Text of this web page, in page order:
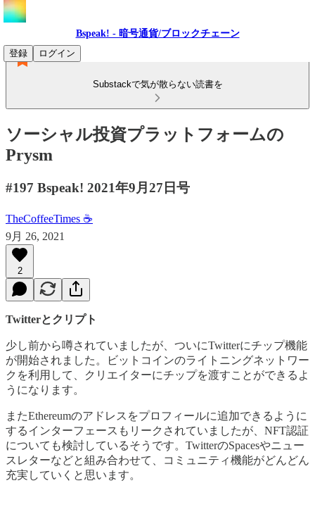
Bspeak! - 暗号通貨/ブロックチェーン
登録
ログイン
Substackで気が散らない読書を
ソーシャル投資プラットフォームの
Prysm
#197 Bspeak! 2021年9月27日号
TheCoffeeTimes ☕
9月 26, 2021
2
Twitterとクリプト
少し前から噂されていましたが、ついにTwitterにチップ機能
が開始されました。ビットコインのライトニングネットワー
クを利用して、クリエイターにチップを渡すことができるよ
うになります。
またEthereumのアドレスをプロフィールに追加できるように
するインターフェースもリークされていましたが、NFT認証
についても検討しているそうです。TwitterのSpacesやニュー
スレターなどと組み合わせて、コミュニティ機能がどんどん
充実していくと思います。